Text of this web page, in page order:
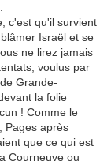
c'est qu'il survient
Israël et se
ne lirez jamais
voulus par
Grande-
la folie
! Comme le
Pages après
que ce qui est
Courneuve ou